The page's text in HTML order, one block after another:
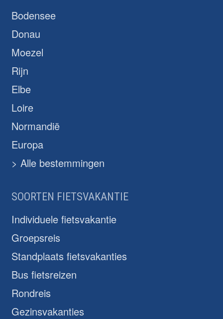
Bodensee
Donau
Moezel
Rijn
Elbe
Loire
Normandië
Europa
> Alle bestemmingen
SOORTEN FIETSVAKANTIE
Individuele fietsvakantie
Groepsreis
Standplaats fietsvakanties
Bus fietsreizen
Rondreis
Gezinsvakanties